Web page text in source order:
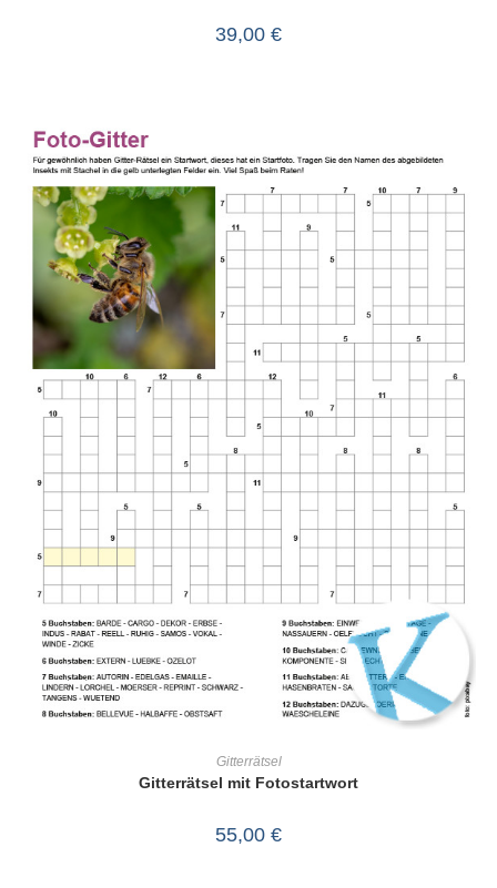
39,00 €
Gitterrätsel
Gitterrätsel mit Fotostartwort
55,00 €